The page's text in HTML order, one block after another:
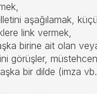
aşağılamak,
link vermek,
birine ait olan
görüşler,
bir dilde (imza